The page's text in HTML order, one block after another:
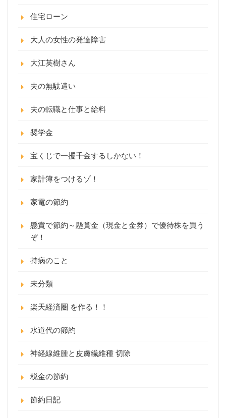
住宅ローン
大人の女性の発達障害
大江英樹さん
夫の無駄遣い
夫の転職と仕事と給料
奨学金
宝くじで一攫千金するしかない！
家計簿をつけるゾ！
家電の節約
懸賞で節約～懸賞金（現金と金券）で優待株を買う
ぞ！
持病のこと
未分類
楽天経済圏 を作る！！
水道代の節約
神経線維腫と皮膚繊維種 切除
税金の節約
節約日記